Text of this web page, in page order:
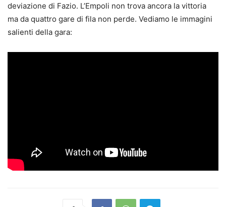
deviazione di Fazio. L’Empoli non trova ancora la vittoria
ma da quattro gare di fila non perde. Vediamo le immagini
salienti della gara: